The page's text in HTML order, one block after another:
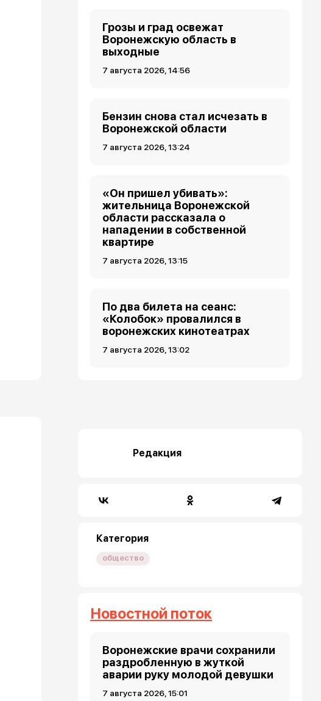
Грозы и град освежат
Воронежскую область в
выходные
7 августа 2026, 14:56
Бензин снова стал исчезать в
Воронежской области
7 августа 2026, 13:24
«Он пришел убивать»:
жительница Воронежской
области рассказала о
нападении в собственной
квартире
7 августа 2026, 13:15
По два билета на сеанс:
«Колобок» провалился в
воронежских кинотеатрах
7 августа 2026, 13:02
Редакция
Категория
общество
Новостной поток
Воронежские врачи сохранили
раздробленную в жуткой
аварии руку молодой девушки
7 августа 2026, 15:01